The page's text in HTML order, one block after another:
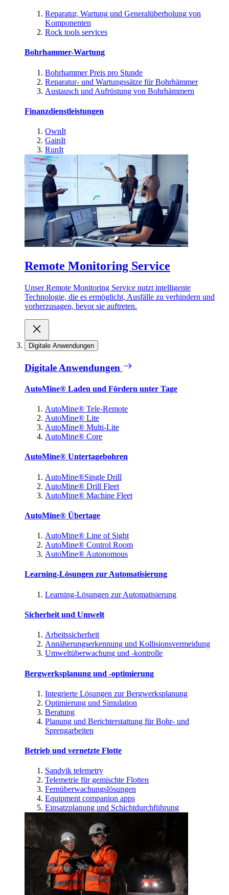
Reparatur, Wartung und Generalüberholung von
Komponenten
Rock tools services
Bohrhammer-Wartung
Bohrhammer Preis pro Stunde
Reparatur- und Wartungssätze für Bohrhämmer
Austausch und Aufrüstung von Bohrhämmern
Finanzdienstleistungen
OwnIt
GainIt
RunIt
Remote Monitoring Service
Unser Remote Monitoring Service nutzt intelligente
Technologie, die es ermöglicht, Ausfälle zu verhindern und
vorherzusagen, bevor sie auftreten.
Digitale Anwendungen
Digitale Anwendungen
AutoMine® Laden und Fördern unter Tage
AutoMine® Tele-Remote
AutoMine® Lite
AutoMine® Multi-Lite
AutoMine® Core
AutoMine® Untertagebohren
AutoMine®Single Drill
AutoMine® Drill Fleet
AutoMine® Machine Fleet
AutoMine® Übertage
AutoMine® Line of Sight
AutoMine® Control Room
AutoMine® Autonomous
Learning-Lösungen zur Automatisierung
Learning-Lösungen zur Automatisierung
Sicherheit und Umwelt
Arbeitssicherheit
Annäherungserkennung und Kollisionsvermeidung
Umweltüberwachung und -kontrolle
Bergwerksplanung und -optimierung
Integrierte Lösungen zur Bergwerksplanung
Optimierung und Simulation
Beratung
Planung und Berichterstattung für Bohr- und
Sprengarbeiten
Betrieb und vernetzte Flotte
Sandvik telemetry
Telemetrie für gemischte Flotten
Fernüberwachungslösungen
Equipment companion apps
Einsatzplanung und Schichtdurchführung